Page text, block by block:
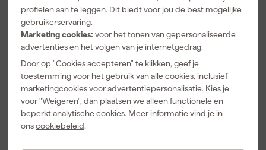
profielen aan te leggen. Dit biedt voor jou de best mogelijke
gebruikerservaring.
Marketing cookies: voor het tonen van gepersonaliseerde
advertenties en het volgen van je internetgedrag.
Door op "Cookies accepteren" te klikken, geef je
toestemming voor het gebruik van alle cookies, inclusief
marketingcookies voor advertentiepersonalisatie. Kies je
voor "Weigeren", dan plaatsen we alleen functionele en
beperkt analytische cookies. Meer informatie vind je in
onscookiebeleid.
Fein
63717186019
schuurpapier
voor
schuurvingers
- K80 (20st)
Morgen
bezorgd
St. Marc
Vloeibare
verfreiniger
en ontvetter -
1L
Morgen